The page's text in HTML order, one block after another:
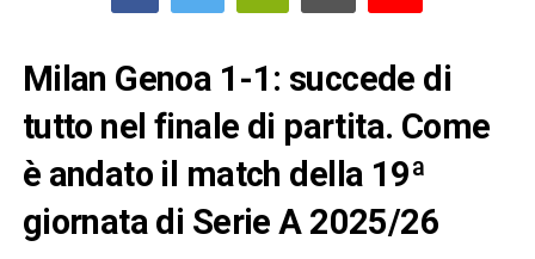
Milan Genoa 1-1: succede di
tutto nel finale di partita. Come
è andato il match della 19ª
giornata di Serie A 2025/26